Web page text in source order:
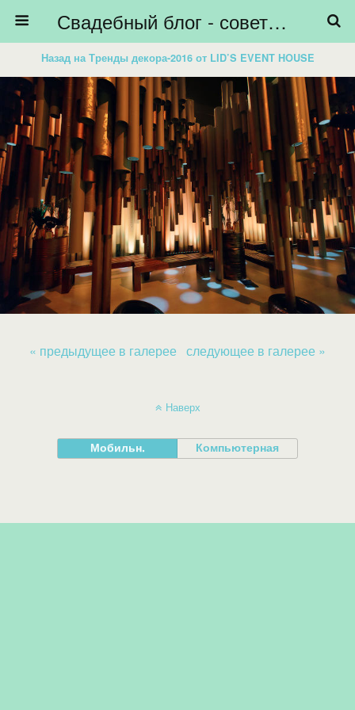
Свадебный блог - советы невестам, подготовка к свадьбе - HiBride
Назад на Тренды декора-2016 от LID’S EVENT HOUSE
« предыдущее в галерее следующее в галерее »
Наверх
Мобильн. Компьютерная